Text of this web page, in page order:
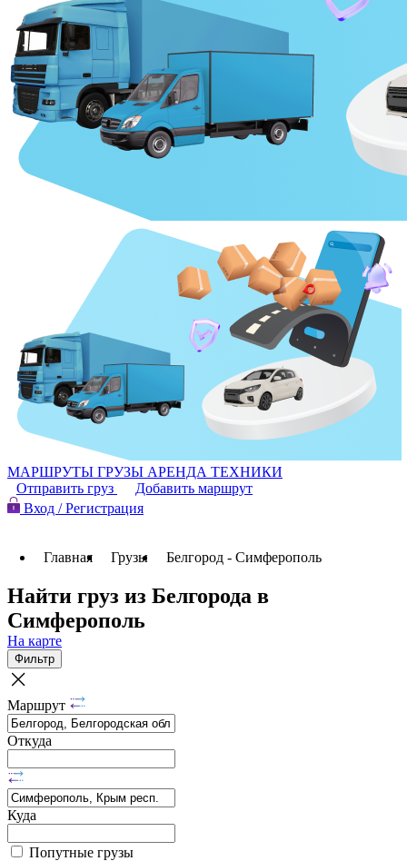
МАРШРУТЫ ГРУЗЫ АРЕНДА ТЕХНИКИ
Отправить груз
Добавить маршрут
Вход / Регистрация
Главная Грузы Белгород - Симферополь
Найти груз из Белгорода в
Симферополь
На карте
Фильтр
Маршрут
Откуда
Куда
Попутные грузы